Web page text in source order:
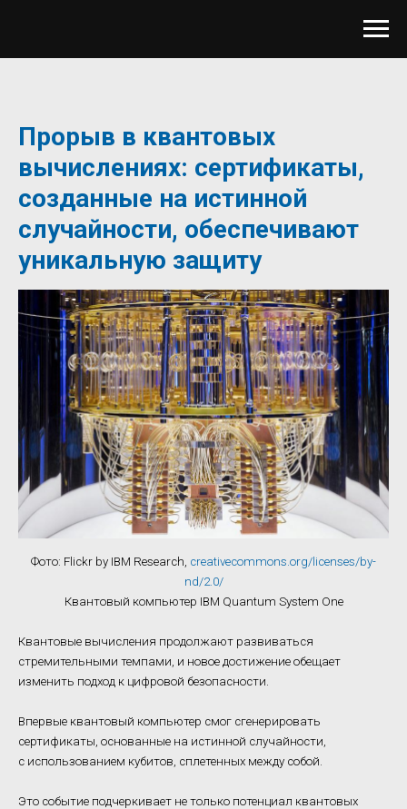
Прорыв в квантовых
вычислениях: сертификаты,
созданные на истинной
случайности, обеспечивают
уникальную защиту
Фото: Flickr by IBM Research, creativecommons.org/licenses/by-
nd/2.0/
Квантовый компьютер IBM Quantum System One
Квантовые вычисления продолжают развиваться
стремительными темпами, и новое достижение обещает
изменить подход к цифровой безопасности.
Впервые квантовый компьютер смог сгенерировать
сертификаты, основанные на истинной случайности,
с использованием кубитов, сплетенных между собой.
Это событие подчеркивает не только потенциал квантовых